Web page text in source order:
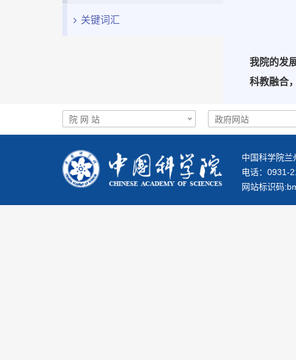
关键词汇
我院的发
科教融合
中国科学院
电话：0931-
网站标识码